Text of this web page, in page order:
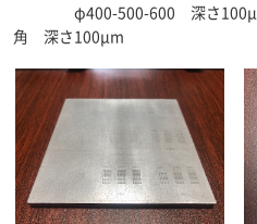
φ400-500-600 深さ
角 深さ100μm